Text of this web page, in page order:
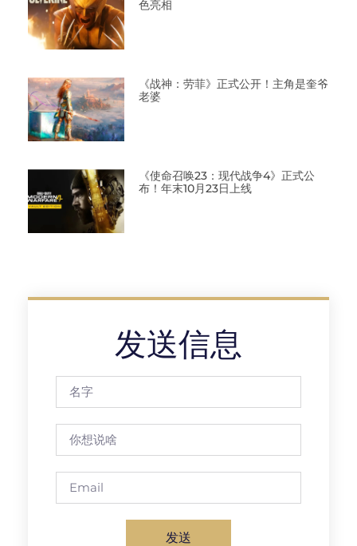
色亮相
《战神：劳菲》正式公开！主角是奎爷
老婆
《使命召唤23：现代战争4》正式公
布！年末10月23日上线
发送信息
发送